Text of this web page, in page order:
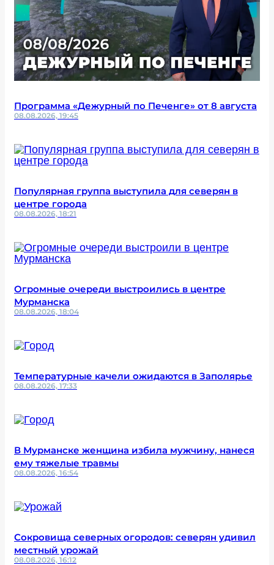
Программа «Дежурный по Печенге» от 8 августа
08.08.2026, 19:45
Популярная группа выступила для северян в
центре города
08.08.2026, 18:21
Огромные очереди выстроились в центре
Мурманска
08.08.2026, 18:04
Температурные качели ожидаются в Заполярье
08.08.2026, 17:33
В Мурманске женщина избила мужчину, нанеся
ему тяжелые травмы
08.08.2026, 16:54
Сокровища северных огородов: северян удивил
местный урожай
08.08.2026, 16:12